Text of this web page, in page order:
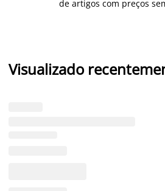
de artigos com preços
Visualizado